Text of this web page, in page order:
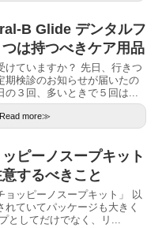
B Glide デンタルフ
は持つべきケア用品
けていますか？ 先日、行きつ
期検診のお知らせが届いたの
の３回、多いときで５回は...
Read more≫
ピーノスープキット
するべきこと
ョッピーノスープキット」 以
ていてパッケージも大きく
としてだけでなく、リ...